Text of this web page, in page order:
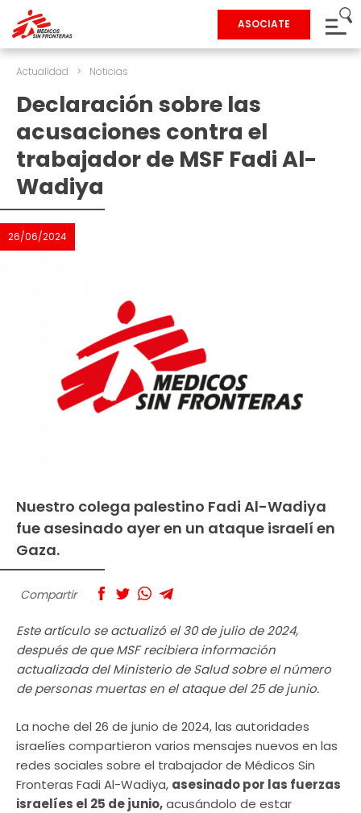
ASOCIATE
Actualidad > Noticias
Declaración sobre las
acusaciones contra el
trabajador de MSF Fadi Al-
Wadiya
26/06/2024
Nuestro colega palestino Fadi Al-Wadiya
fue asesinado ayer en un ataque israelí en
Gaza.
Compartir
Este artículo se actualizó el 30 de julio de 2024,
después de que MSF recibiera información
actualizada del Ministerio de Salud sobre el número
de personas muertas en el ataque del 25 de junio.
La noche del 26 de junio de 2024, las autoridades
israelíes compartieron varios mensajes nuevos en las
redes sociales sobre el trabajador de Médicos Sin
Fronteras Fadi Al-Wadiya, asesinado por las fuerzas
israelíes el 25 de junio,acusándolo de estar